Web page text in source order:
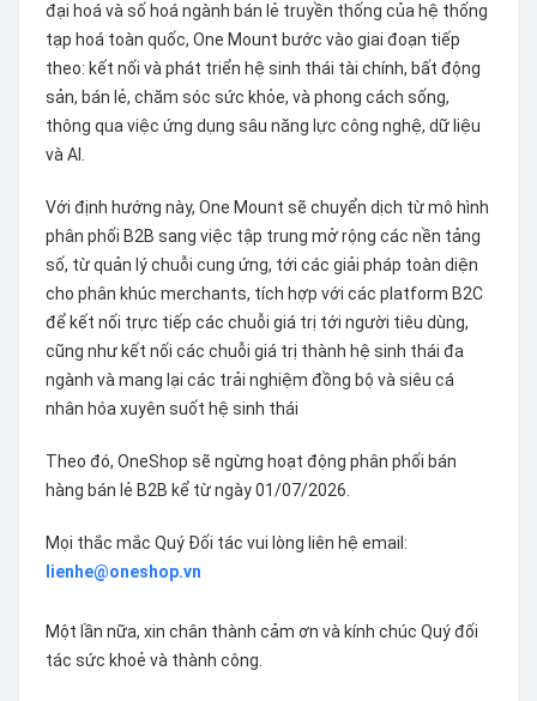
đại hoá và số hoá ngành bán lẻ truyền thống của hệ thống
tạp hoá toàn quốc, One Mount bước vào giai đoạn tiếp
theo: kết nối và phát triển hệ sinh thái tài chính, bất động
sản, bán lẻ, chăm sóc sức khỏe, và phong cách sống,
thông qua việc ứng dụng sâu năng lực công nghệ, dữ liệu
và AI.
Với định hướng này, One Mount sẽ chuyển dịch từ mô hình
phân phối B2B sang việc tập trung mở rộng các nền tảng
số, từ quản lý chuỗi cung ứng, tới các giải pháp toàn diện
cho phân khúc merchants, tích hợp với các platform B2C
để kết nối trực tiếp các chuỗi giá trị tới người tiêu dùng,
cũng như kết nối các chuỗi giá trị thành hệ sinh thái đa
ngành và mang lại các trải nghiệm đồng bộ và siêu cá
nhân hóa xuyên suốt hệ sinh thái
Theo đó, OneShop sẽ ngừng hoạt động phân phối bán
hàng bán lẻ B2B kể từ ngày 01/07/2026.
Mọi thắc mắc Quý Đối tác vui lòng liên hệ email:
lienhe@oneshop.vn
Một lần nữa, xin chân thành cảm ơn và kính chúc Quý đối
tác sức khoẻ và thành công.